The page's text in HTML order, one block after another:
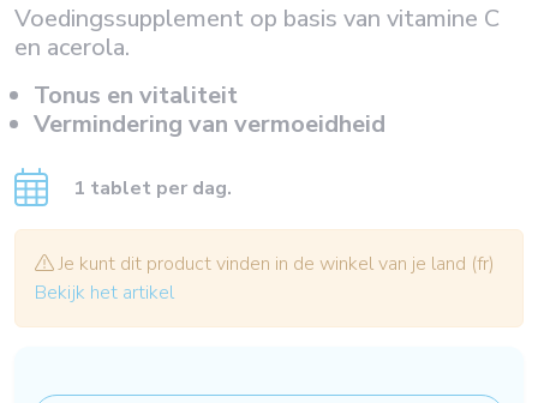
Voedingssupplement op basis van vitamine C
en acerola.
Tonus en vitaliteit
Vermindering van vermoeidheid
1 tablet per dag.
Je kunt dit product vinden in de winkel van je land (fr)
Bekijk het artikel